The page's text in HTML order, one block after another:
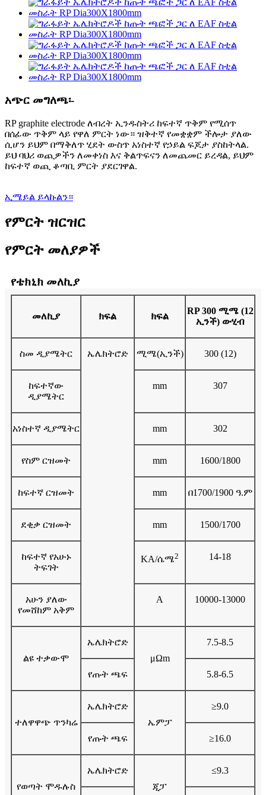
አጭር መግለጫ፡-
RP graphite electrode ለብረት ኢንዱስትሪ ከፍተኛ ጥቅም የሚሰጥ
በሰፊው ጥቅም ላይ የዋለ ምርት ነው። ዝቅተኛ የመቋቋም ችሎታ ያለው
ሲሆን ይህም በማቅለጥ ሂደት ውስጥ አነስተኛ የኃይል ፍጆታ ያስከትላል.
ይህ ባህሪ ወጪዎችን ለመቀነስ እና ቅልጥፍናን ለመጨመር ይረዳል, ይህም
ከፍተኛ ወጪ ቆጣቢ ምርት ያደርገዋል.
ኢሜይል ይላኩልን።
የምርት ዝርዝር
የምርት መለያዎች
የቴክኒክ መለኪያ
መለኪያ ክፍል ክፍል
RP 300 ሚሜ (12
ኢንች) ውሂብ
ስመ ዲያሜትር ኤሌክትሮድ ሚሜ(ኢንች) 300 (12)
ከፍተኛው
ዲያሜትር
mm 307
አነስተኛ ዲያሜትር mm 302
የስም ርዝመት mm 1600/1800
ከፍተኛ ርዝመት mm በ1700/1900 ዓ.ም
ደቂቃ ርዝመት mm 1500/1700
ከፍተኛ የአሁኑ
ትፍገት
KA/ሴሜ2 14-18
አሁን ያለው
የመሸከም አቅም
A 10000-13000
ልዩ ተቃውሞ
ኤሌክትሮድ
μΩm
7.5-8.5
የጡት ጫፍ 5.8-6.5
ተለዋዋጭ ጥንካሬ
ኤሌክትሮድ
ኤምፓ
≥9.0
የጡት ጫፍ ≥16.0
የወጣት ሞዱሉስ
ኤሌክትሮድ
ጂፓ
≤9.3